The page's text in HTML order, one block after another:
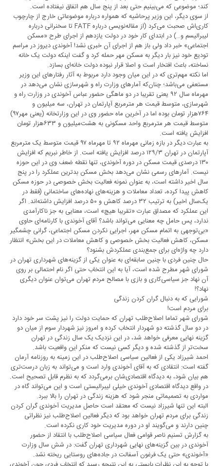
کند؛ موضوعی که می‌بینیم حتی بعد از پنج سال هم اتفاق نیفتاده است.
از سوی دیگر، این وزیر پرحاشیه که همواره درباره موضوعاتی خارج از چارچوب
کاری‌اش صحبت می‌کرد (از مقاله‌نویسی درباره FATF تا سخنرانی درباره
لیبرالیسم و…) در ابتدای کار خود در دولت یازدهم از اجرای طرح «مسکن
اجتماعی» خبر داد ولی باز هم از اجرای آن خبری نشد! آخوندی دیروز در مراسم
تودیع خود نیز بار دیگر به مسکن مهر حمله کرد و گفت اینکه دولت یک خانه
نساخته، باعث افتخار است و اصلا قرار نبوده دولت خانه‌ای بسازد.
اما نکته مهم‌تری که در این میان وجود دارد مربوط به آثار رفتارهای این وزیر
مستعفی می‌باشد؛ چنان‌که آمارهای وزارت راه و شهرسازی نشان می‌دهد در
مهرماه سال ۹۲ یعنی تقریبا در دو ماهگی حضور عباس آخوندی در وزارت راه و
شهرسازی، متوسط قیمت هر مترمربع آپارتمان در تهران، سه میلیون و
۷۶۴هزار تومان بوده اما در آخرین ماه حضور وی در این وزارتخانه (یعنی مهر۹۷)
متوسط قیمت هر مترمربع واحد مسکونی به هشت‌میلیون و ۶۳۳هزار تومان
افزایش یافته است.
به عبارت دیگر در بازه زمانی مهرماه ۹۲ تا مهرماه ۹۷ قیمت متوسط یک مترمربع
آپارتمان در تهران ۱۲۹/۳ درصد افزایش یافته است. از خاطر نبریم که افزایش
۱۳۰ درصدی قیمت مسکن در دوره آخوندی، تنها نقطه ضعف وی در این حوزه
نیست. آمارهای رسمی نشان می‌دهد بخش مسکن بدترین عملکرد را در پنج
سال اخیر داشته است، به عنوان نمونه فعالیت بخش خصوصی در حوزه مسکن
کاهش پیدا کرده، تعداد معاملات و هزینه‌های نهاده‌های ساختمانی (فقط در
یک‌سال اخیر) به ترتیب ۳۲ درصد کاهش و ۵۰ درصد افزایش داشته‌اند. اگر
این عملکرد که مصداق عبارت «تقریبا هیچ» است، معنایی به جز ناکارآمدی
ندارد، پس حامل چه معنایی می‌تواند باشد؟ آقای آخوندی با کارنامه‌ای حاوی
«بی‌توجهی به اتمام مسکن مهر، اجرایی نکردن مسکن اجتماعی، گرانی چشمگیر
مسکن، کاهش فعالیت بخش خصوصی و کاهش معاملات در این بخش» انتظار
دارد چه واژه‌ای برای جمع‌بندی عملکردش بشنود؟
حال چنین فردی با چنین سابقه‌ای به عنوان یکی از گزینه‌های شهرداری تهران در
شورای شهر مطرح شده است، آیا به این انتخاب حتی اگر نام احتمالی بر روی
آن نهاد جز سیاسی‌کاری و بازی با مصالح مردم تهران می‌توان عنوان دیگری
نهاد؟!
شورایی که به دنبال گران کردن زندگی
برای مردم است!
شورای شهر تماما اصلاح‌طلب تهران که حمایت دولت را نیز پشت سر خود دارد
در دو سال گذشته دو شهردار انتخاب کرده و امروز نیز شهردار سوم از میان دو
گزینه نهایی معرفی خواهد شد، در این نزدیک یک سال زندگی در تهران
سخت‌تر از گذشته شده و دیگر کسی نیست که منکر این واقعیت باشد.
احمد شیرزاد یکی از فعالین سیاسی اصلاح‌طلب در این زمینه به روزنامه آرمان
گفته است: انتقادی که به آقای آخوندی وارد است و می‌تواند به زبان درست‌تری
هم بیان شود، به دیدگاه اقتصادی‌شان برمی‌گردد که به نظرم قابل تصحیح است.
در واقع دیدگاه اقتصادی آخوندی خیلی لیبرالیستی است و این می‌تواند گاه در
مواردی به تصمیماتی منجر شود که هزینه زندگی در تهران را بالا ببرد.
البته این تنها شیرزاد نیست که معتقد است حاصل مدیریت آخوندی گران کردن
زندگی برای مردم تهران خواهد بود که دیگر فعالین اصلاح‌طلب نیز نظراتی
چنین دارند و می‌گویند او در دوره مدیریت خود کاری نکرده است.
به گزارش تسنیم ناصر قوامی فعال سیاسی اصلاح‌طلب با انتقاد از حضور
آخوندی در بین گزینه‌های نهایی شهرداری تهران گفت: در شش سال وزارت
«آخوندی» حتی یک فرغون آسفالت در جاده‌های روستایی ریخته نشد.